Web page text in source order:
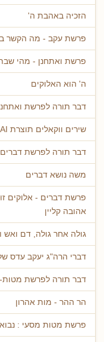
הזכיה באהבת ה'
פרשת עקב - מה הקשר
פרשת ואתחנן - מהי
ה' הוא האלוקים
דבר תורה לפרשת
שירים ווקאלים תוצרת AI
דבר תורה לפרשת דברים
משה נושא דברים
פרשת דברים - אלוקים
אהובה קליין
גולה אחר גולה, דם ואש
דברי הרה"ג יעקב עדס
דבר תורה לפרשת מטות-
הר ההר - מות אהרון
פרשת מטות מסעי :